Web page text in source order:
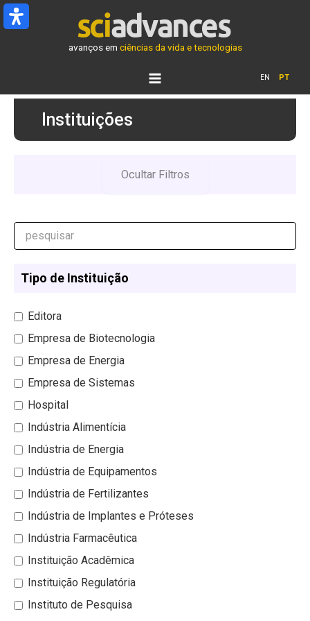
Ir
para
avanços em ciências da vida e tecnologias
EN PT
Instituições
Ocultar Filtros
Tipo de Instituição
Editora
Empresa de Biotecnologia
Empresa de Energia
Empresa de Sistemas
Hospital
Indústria Alimentícia
Indústria de Energia
Indústria de Equipamentos
Indústria de Fertilizantes
Indústria de Implantes e Próteses
Indústria Farmacêutica
Instituição Acadêmica
Instituição Regulatória
Instituto de Pesquisa